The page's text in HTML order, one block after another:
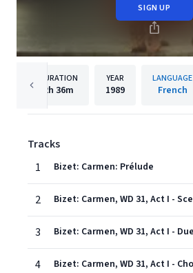
SIGN UP
DURATION
2h 36m
YEAR
1989
LANGUAGE
French
Tracks
1
Bizet: Carmen: Prélude
2
3
4